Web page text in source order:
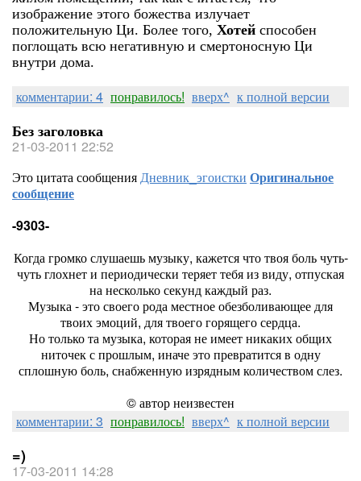
изображение этого божества излучает
положительную Ци. Более того, Хотей способен
поглощать всю негативную и смертоносную Ци
внутри дома.
комментарии: 4 понравилось! вверх^ к полной версии
Без заголовка
21-03-2011 22:52
Это цитата сообщенияДневник_эгоистки Оригинальное
сообщение
-9303-
Когда громко слушаешь музыку, кажется что твоя боль чуть-
чуть глохнет и периодически теряет тебя из виду, отпуская
на несколько секунд каждый раз.
Музыка - это своего рода местное обезболивающее для
твоих эмоций, для твоего горящего сердца.
Но только та музыка, которая не имеет никаких общих
ниточек с прошлым, иначе это превратится в одну
сплошную боль, снабженную изрядным количеством слез.
© автор неизвестен
комментарии: 3 понравилось! вверх^ к полной версии
=)
17-03-2011 14:28